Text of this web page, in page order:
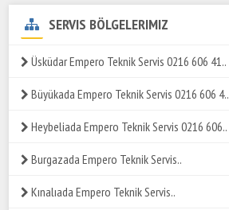
SERVIS BÖLGELERIMIZ
Üsküdar Empero Teknik Servis 0216 606 41..
Büyükada Empero Teknik Servis 0216 606 4..
Heybeliada Empero Teknik Servis 0216 606..
Burgazada Empero Teknik Servis..
Kınalıada Empero Teknik Servis..